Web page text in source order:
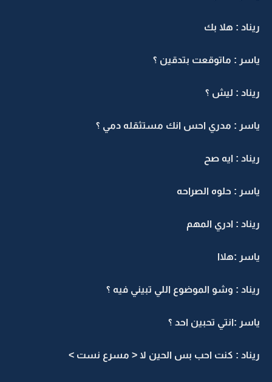
ريناد : هلا بك
ياسر : ماتوقعت بتدقين ؟
ريناد : ليش ؟
ياسر : مدري احس انك مستثقله دمي ؟
ريناد : ايه صح
ياسر : حلوه الصراحه
ريناد : ادري المهم
ياسر :هلاا
ريناد : وشو الموضوع اللي تبيني فيه ؟
ياسر :انتي تحبين احد ؟
ريناد : كنت احب بس الحين لا < مسرع نست >